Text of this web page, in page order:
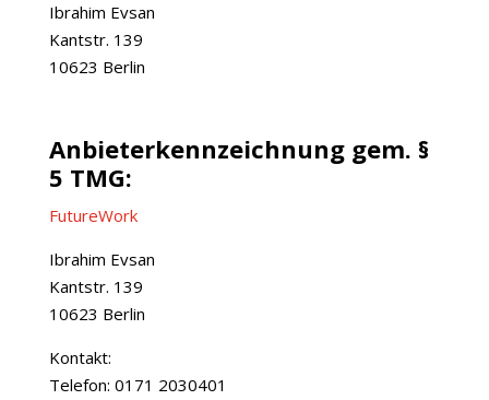
Ibrahim Evsan
Kantstr. 139
10623 Berlin
Anbieterkennzeichnung gem. §
5 TMG:
FutureWork
Ibrahim Evsan
Kantstr. 139
10623 Berlin
Kontakt:
Telefon: 0171 2030401